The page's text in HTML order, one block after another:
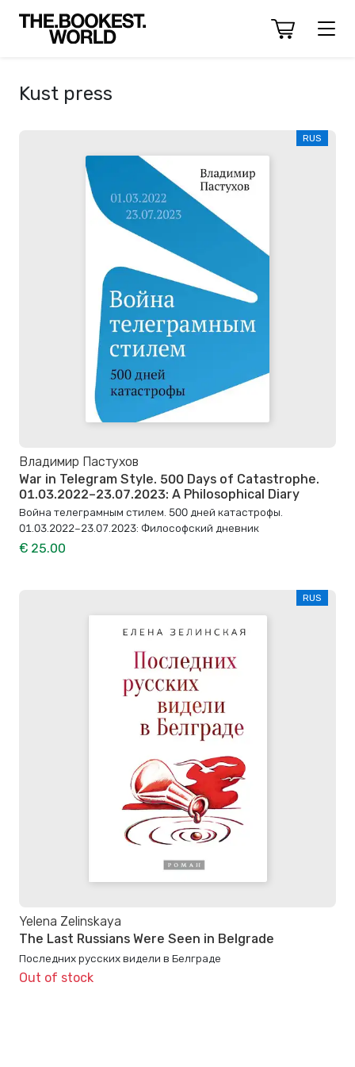
Kust press
RUS
Владимир Пастухов
War in Telegram Style. 500 Days of Catastrophe.
01.03.2022–23.07.2023: A Philosophical Diary
Война телеграмным стилем. 500 дней катастрофы.
01.03.2022–23.07.2023: Философский дневник
€ 25.00
RUS
Yelena Zelinskaya
The Last Russians Were Seen in Belgrade
Последних русских видели в Белграде
Out of stock